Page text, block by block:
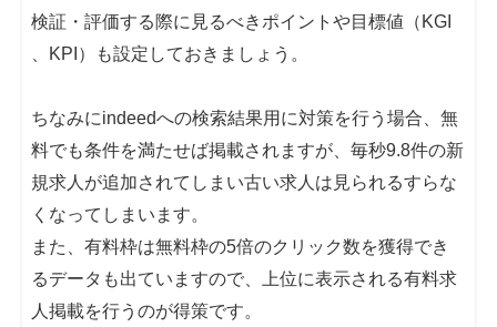
検証・評価する際に見るべきポイントや目標値（KGI
、KPI）も設定しておきましょう。
ちなみにindeedへの検索結果用に対策を行う場合、無
料でも条件を満たせば掲載されますが、毎秒9.8件の新
規求人が追加されてしまい古い求人は見られるすらな
くなってしまいます。
また、有料枠は無料枠の5倍のクリック数を獲得でき
るデータも出ていますので、上位に表示される有料求
人掲載を行うのが得策です。